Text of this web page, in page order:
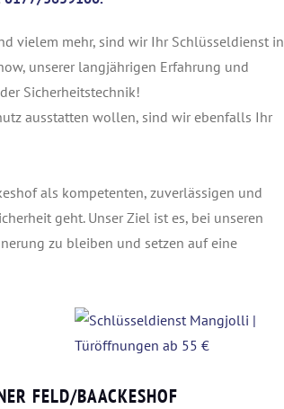
vielem mehr, sind wir Ihr Schlüsseldienst in
unserer langjährigen Erfahrung und
Sicherheitstechnik!
ausstatten wollen, sind wir ebenfalls Ihr
als kompetenten, zuverlässigen und
geht. Unser Ziel ist es, bei unseren
zu bleiben und setzen auf eine
FELD/BAACKESHOF